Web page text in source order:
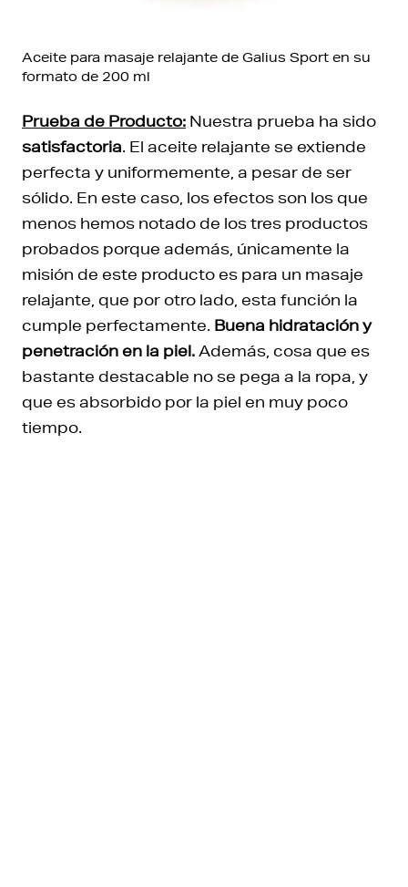
Aceite para masaje relajante de Galius Sport en su
formato de 200 ml
Prueba de Producto: Nuestra prueba ha sido
satisfactoria. El aceite relajante se extiende
perfecta y uniformemente, a pesar de ser
sólido. En este caso, los efectos son los que
menos hemos notado de los tres productos
probados porque además, únicamente la
misión de este producto es para un masaje
relajante, que por otro lado, esta función la
cumple perfectamente. Buena hidratación y
penetración en la piel. Además, cosa que es
bastante destacable no se pega a la ropa, y
que es absorbido por la piel en muy poco
tiempo.